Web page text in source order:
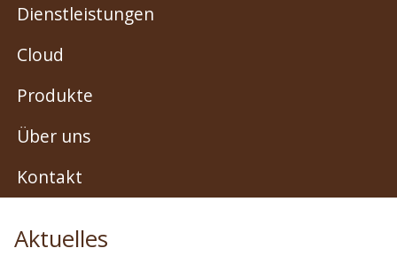
Dienstleistungen
Cloud
Produkte
Über uns
Kontakt
Aktuelles